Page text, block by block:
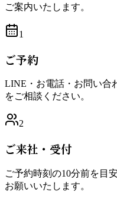
ご案内いたします。
1
ご予約
LINE・お電話・お問い合
をご相談ください。
2
ご来社・受付
ご予約時刻の10分前を目
お願いいたします。